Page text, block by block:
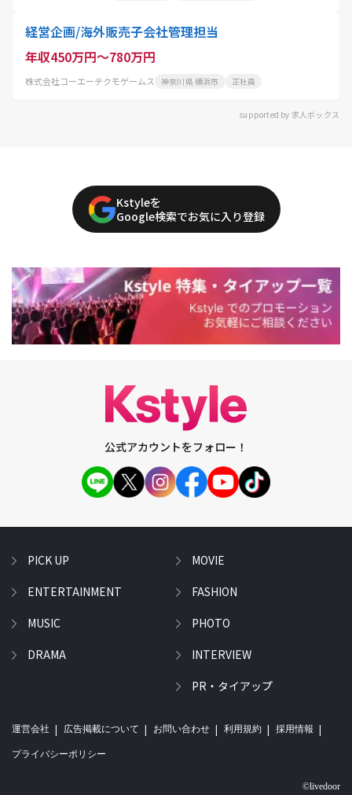
経営企画/海外販売子会社管理担当
年収450万円～780万円
株式会社コーエーテクモゲームス 神奈川県 横浜市 正社員
supported by 求人ボックス
Kstyleを
Google検索でお気に入り登録
公式アカウントをフォロー！
PICK UP
ENTERTAINMENT
MUSIC
DRAMA
MOVIE
FASHION
PHOTO
INTERVIEW
PR・タイアップ
運営会社 広告掲載について お問い合わせ 利用規約 採用情報
プライバシーポリシー
©livedoor